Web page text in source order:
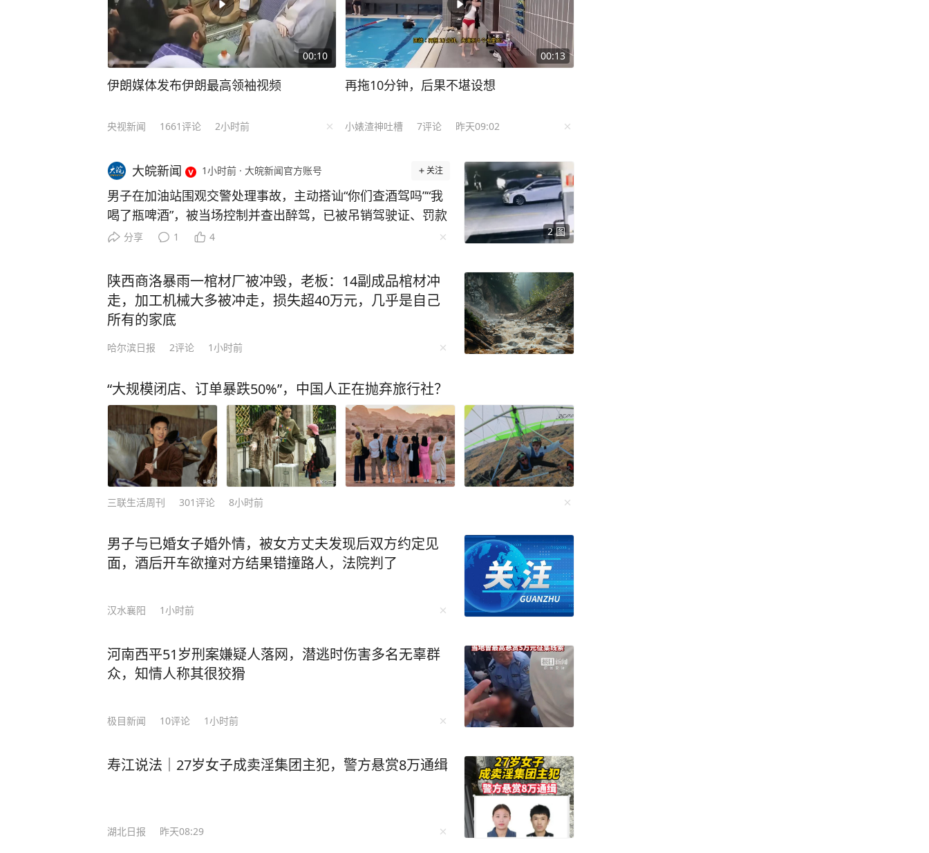
00:10
伊朗媒体发布伊朗最高领袖视频
央视新闻 1661评论 2小时前
00:13
再拖10分钟，后果不堪设想
小婊渣神吐槽 7评论 昨天09:02
2 图
大皖新闻 1小时前 · 大皖新闻官方账号 关注
男子在加油站围观交警处理事故，主动搭讪“你们查酒驾吗”“我
喝了瓶啤酒”，被当场控制并查出醉驾，已被吊销驾驶证、罚款
1500元 近日，杭州公安交管部门查获一起饮酒后驾车“送上门”
安交管大队五常中队执勤交警在加油站处理事故时，正在一旁
等候充电位的舒某见有交警在场，因好奇心驱使，下车走上前
围观“吃瓜”，并主动向交警发问：“你们查酒驾吗？” 这句突兀
的问话立刻引起了执勤交警的高度警觉。交警回应：“在处理事
故，怎么了？”面对交警问询，舒某毫无防备地说：“我喝了瓶
在场警力。正当舒某一时语顿、想撤离之时，交警将其拦下：
“你喝了一瓶啤酒，还自告奋勇地送上来！你觉得我现在会让你
走吗？”现场警力立即对舒某开展吹气式酒精检测，初步结果为
95毫克/100毫升，涉嫌醉酒驾驶机动车。随后，舒某被带至医
院进行血液酒精检测，结果为118.2毫克/100毫升，属于醉酒驾
驶。 经询问，舒某前晚8时左右连续饮用过两瓶啤酒及二两白
酒后入睡，次日0时醒来，心存侥幸，自认为酒气已消，便驾驶
车的违法行为，被交管部门依法吊销机动车驾驶证，5年内不得
重新考取，并处罚款1500元。 来源：杭州交警、三湘都市报、
分享 1 4
陕西商洛暴雨一棺材厂被冲毁，老板：14副成品棺材冲
走，加工机械大多被冲走，损失超40万元，几乎是自己
所有的家底
哈尔滨日报 2评论 1小时前
“大规模闭店、订单暴跌50%”，中国人正在抛弃旅行社？
三联生活周刊 301评论 8小时前
男子与已婚女子婚外情，被女方丈夫发现后双方约定见
面，酒后开车欲撞对方结果错撞路人，法院判了
汉水襄阳 1小时前
河南西平51岁刑案嫌疑人落网，潜逃时伤害多名无辜群
众，知情人称其很狡猾
极目新闻 10评论 1小时前
寿江说法｜27岁女子成卖淫集团主犯，警方悬赏8万通缉
湖北日报 昨天08:29